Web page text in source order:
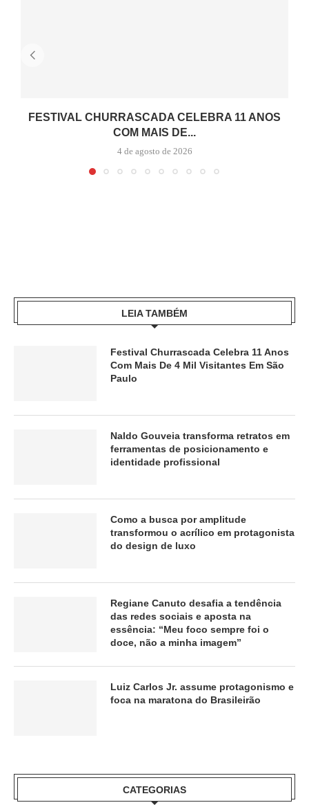
FESTIVAL CHURRASCADA CELEBRA 11 ANOS
COM MAIS DE...
4 de agosto de 2026
LEIA TAMBÉM
Festival Churrascada Celebra 11 Anos
Com Mais De 4 Mil Visitantes Em São
Paulo
Naldo Gouveia transforma retratos em
ferramentas de posicionamento e
identidade profissional
Como a busca por amplitude
transformou o acrílico em protagonista
do design de luxo
Regiane Canuto desafia a tendência
das redes sociais e aposta na
essência: “Meu foco sempre foi o
doce, não a minha imagem”
Luiz Carlos Jr. assume protagonismo e
foca na maratona do Brasileirão
CATEGORIAS